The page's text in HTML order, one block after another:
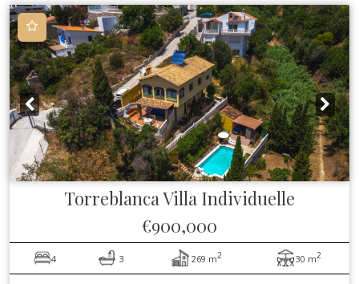
TorreblancaVilla Individuelle
€900,000
4 3 269 m2 30 m2